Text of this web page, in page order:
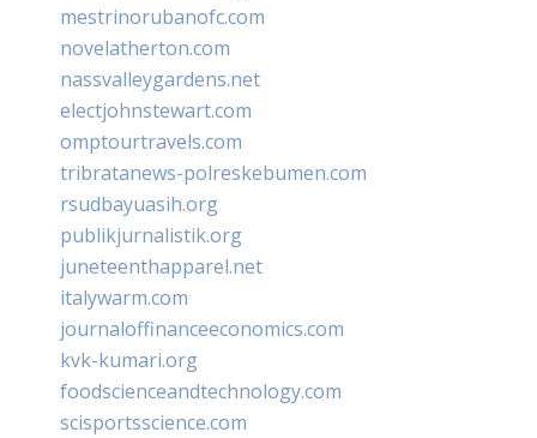
mestrinorubanofc.com
novelatherton.com
nassvalleygardens.net
electjohnstewart.com
omptourtravels.com
tribratanews-polreskebumen.com
rsudbayuasih.org
publikjurnalistik.org
juneteenthapparel.net
italywarm.com
journaloffinanceeconomics.com
kvk-kumari.org
foodscienceandtechnology.com
scisportsscience.com